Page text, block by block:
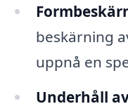
beskärning
uppnå en
Underhåll